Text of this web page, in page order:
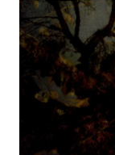
Daniel
Hope
Daniel